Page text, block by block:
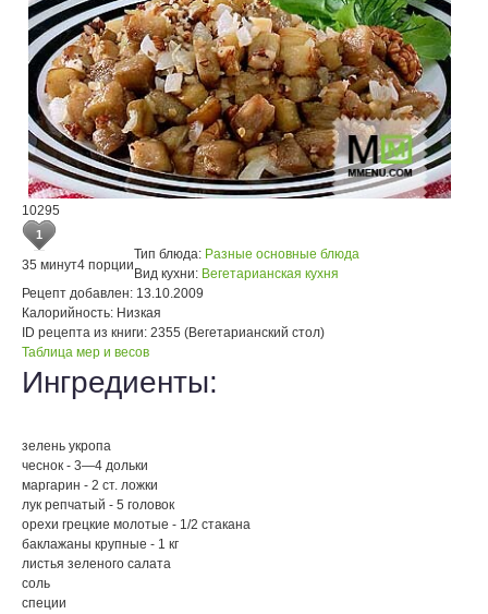
10295
1
35 минут4 порции
Тип блюда: Разные основные блюда
Вид кухни: Вегетарианская кухня
Рецепт добавлен: 13.10.2009
Калорийность: Низкая
ID рецепта из книги: 2355 (Вегетарианский стол)
Таблица мер и весов
Ингредиенты:
зелень укропа
чеснок - 3—4 дольки
маргарин - 2 ст. ложки
лук репчатый - 5 головок
орехи грецкие молотые - 1/2 стакана
баклажаны крупные - 1 кг
листья зеленого салата
соль
специи